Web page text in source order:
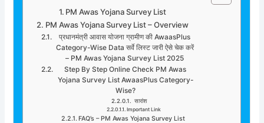
PM Awas Yojana Survey List
PM Awas Yojana Survey List – Overview
प्रधानमंत्री आवास योजना ग्रामीण की AwaasPlus
Category-Wise Data सर्वे लिस्ट जारी ऐसे चेक करें
– PM Awas Yojana Survey List 2025
Step By Step Online Check PM Awas
Yojana Survey List AwaasPlus Category-
Wise?
सारांश
Important Link
FAQ’s – PM Awas Yojana Survey List